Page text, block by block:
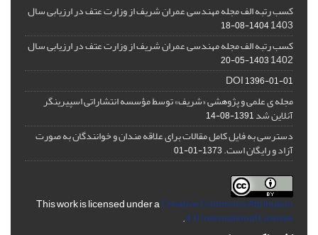
کسب رتبه الف مجله مهندسی عمران شریف از وزارت عتف در ارزیابی سال
1403
1404-08-18
کسب رتبه الف مجله مهندسی عمران شریف از وزارت عتف در ارزیابی سال
1402
1403-05-20
DOI1396-01-01
مجله ی علمی و پژوهشی «شریف» توسط مؤسسه انتشاراتی اسپیرینگر
آنلاین شد1391-08-14
دسترسی به فایل کامل مقالات برای علاقه مندان و خوانندگان به صورت
آزاد و رایگان است.1373-01-01
This work is licensed under aCreative Commons Attribution
4.0 International License
.